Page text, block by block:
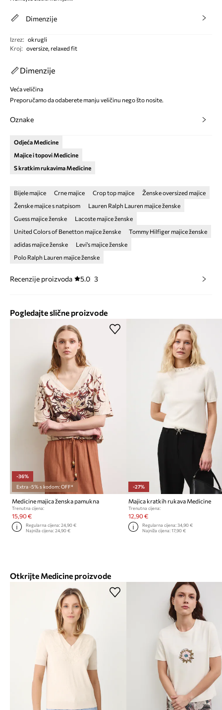
Dimenzije
Izrez: okrugli
Kroj: oversize, relaxed fit
Dimenzije
Veća veličina
Preporučamo da odaberete manju veličinu nego što nosite.
Oznake
Odjeća Medicine
Majice i topovi Medicine
S kratkim rukavima Medicine
Bijele majice Crne majice Crop top majice
Ženske oversized majice
Ženske majice s natpisom
Lauren Ralph Lauren majice ženske
Guess majice ženske
Lacoste majice ženske
United Colors of Benetton majice ženske
Tommy Hilfiger majice ženske
adidas majice ženske
Levi's majice ženske
Polo Ralph Lauren majice ženske
Recenzije proizvoda 5.0 3
Pogledajte slične proizvode
-36%
Extra -5% s kodom: OFF*
Medicine majica ženska pamukna
Trenutna cijena:
15,90 €
Regularna cijena:24,90 €
Najniža cijena:24,90 €
-27%
Majica kratkih rukava Medicine
Trenutna cijena:
12,90 €
Regularna cijena: 34,90 €
Najniža cijena: 17,90 €
Otkrijte Medicine proizvode